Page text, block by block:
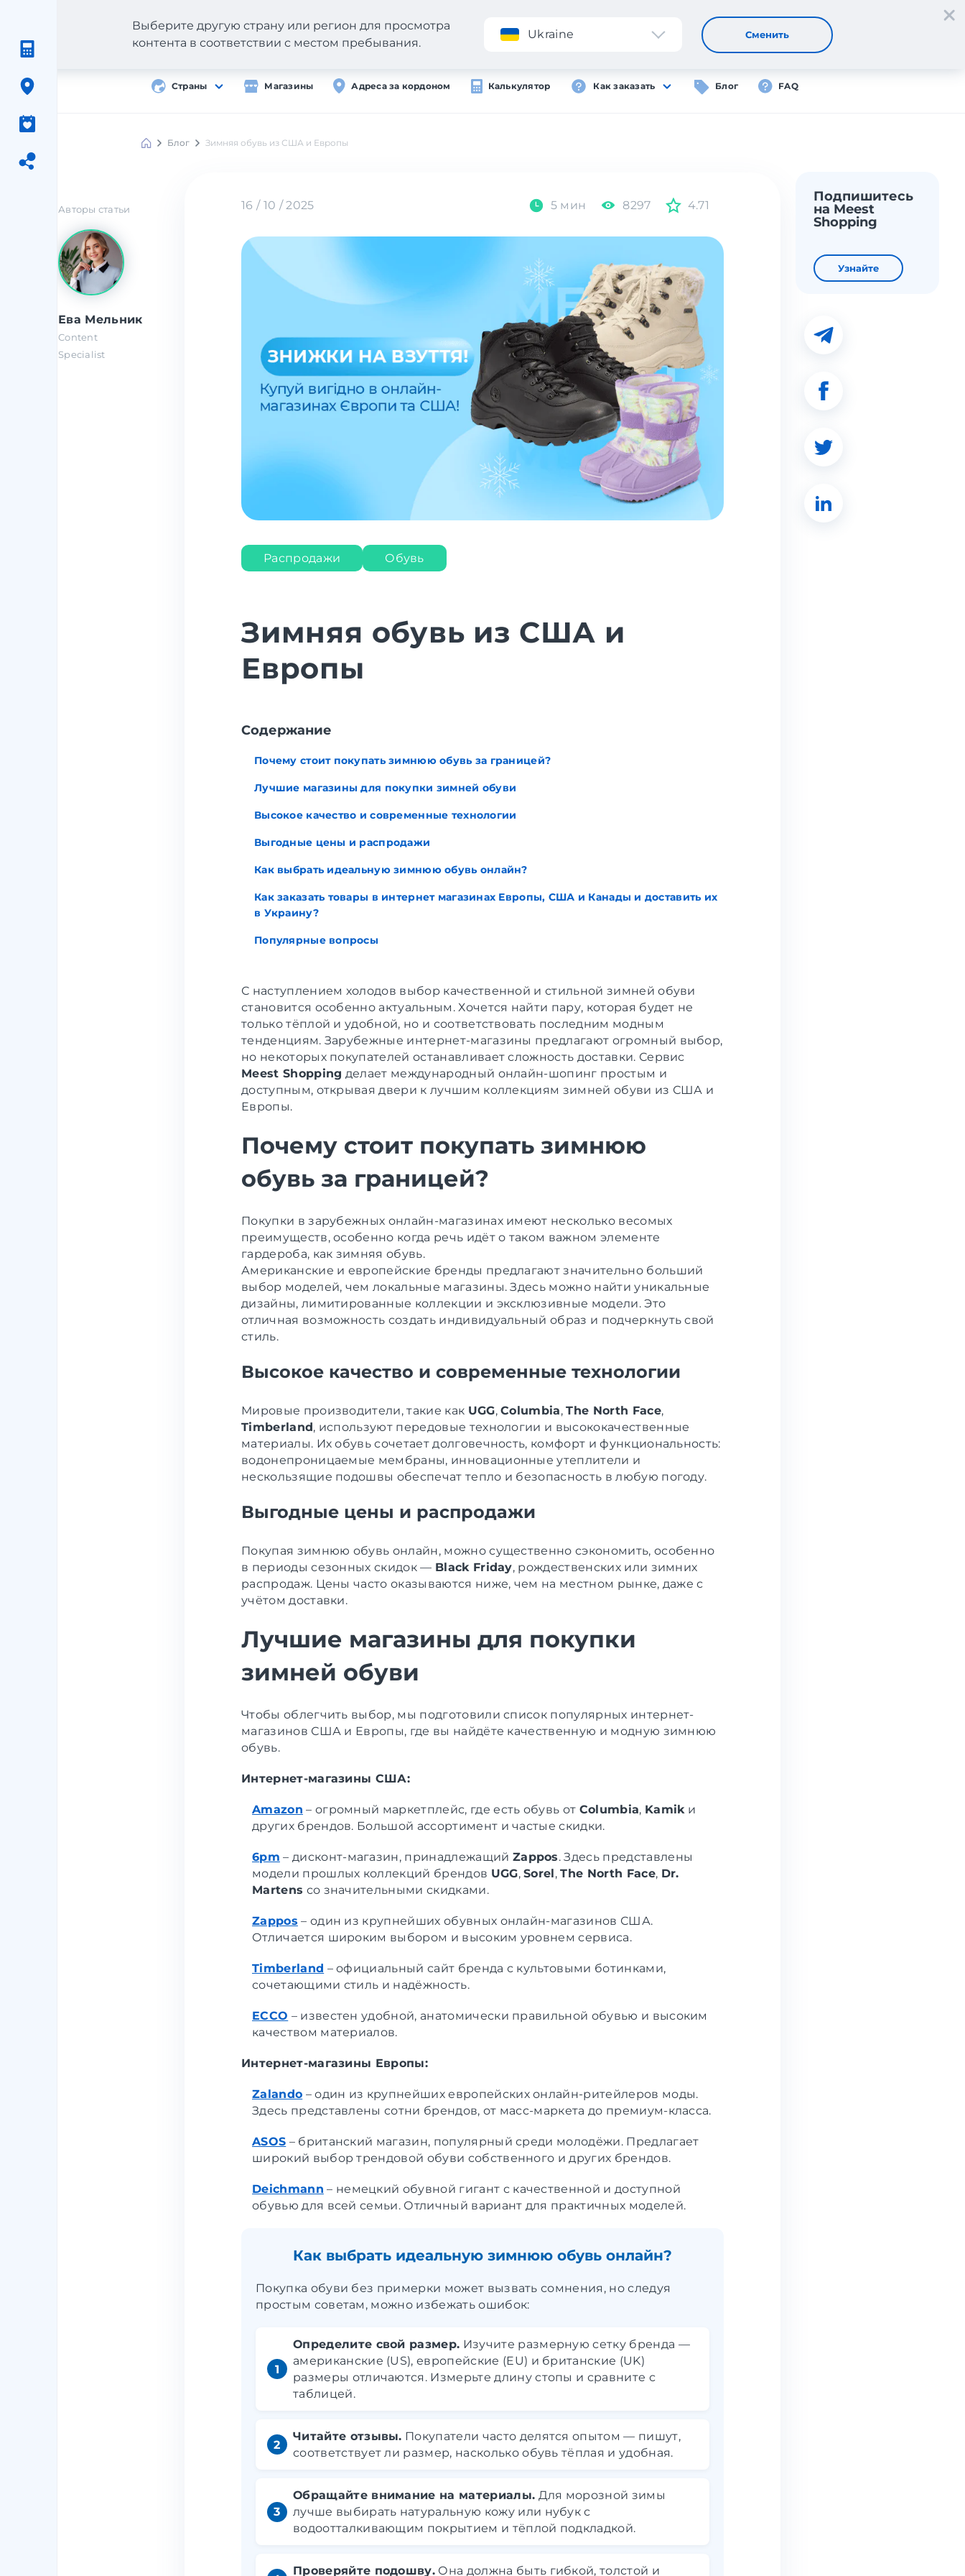
Приложение Регистрация Вход
Страны Магазины Адреса за кордоном Калькулятор Как заказать Блог FAQ
Выберите другую страну или регион для просмотра
контента в соответствии с местом пребывания.
Ukraine Сменить
Блог Зимняя обувь из США и Европы
16 / 10 / 2025 5 мин 8297 4.71
Авторы статьи
Ева Мельник
Content
Specialist
Подпишитесь
на Meest
Shopping
Узнайте
Распродажи Обувь
Зимняя обувь из США и
Европы
Содержание
Почему стоит покупать зимнюю обувь за границей?
Лучшие магазины для покупки зимней обуви
Высокое качество и современные технологии
Выгодные цены и распродажи
Как выбрать идеальную зимнюю обувь онлайн?
Как заказать товары в интернет магазинах Европы, США и Канады и доставить их
в Украину?
Популярные вопросы
С наступлением холодов выбор качественной и стильной зимней обуви
становится особенно актуальным. Хочется найти пару, которая будет не
только тёплой и удобной, но и соответствовать последним модным
тенденциям. Зарубежные интернет-магазины предлагают огромный выбор,
но некоторых покупателей останавливает сложность доставки. Сервис
Meest Shopping делает международный онлайн-шопинг простым и
доступным, открывая двери к лучшим коллекциям зимней обуви из США и
Европы.
Почему стоит покупать зимнюю
обувь за границей?
Покупки в зарубежных онлайн-магазинах имеют несколько весомых
преимуществ, особенно когда речь идёт о таком важном элементе
гардероба, как зимняя обувь.
Американские и европейские бренды предлагают значительно больший
выбор моделей, чем локальные магазины. Здесь можно найти уникальные
дизайны, лимитированные коллекции и эксклюзивные модели. Это
отличная возможность создать индивидуальный образ и подчеркнуть свой
стиль.
Высокое качество и современные технологии
Мировые производители, такие как UGG,Columbia,The North Face,
Timberland, используют передовые технологии и высококачественные
материалы. Их обувь сочетает долговечность, комфорт и функциональность:
водонепроницаемые мембраны, инновационные утеплители и
нескользящие подошвы обеспечат тепло и безопасность в любую погоду.
Выгодные цены и распродажи
Покупая зимнюю обувь онлайн, можно существенно сэкономить, особенно
в периоды сезонных скидок — Black Friday, рождественских или зимних
распродаж. Цены часто оказываются ниже, чем на местном рынке, даже с
учётом доставки.
Лучшие магазины для покупки
зимней обуви
Чтобы облегчить выбор, мы подготовили список популярных интернет-
магазинов США и Европы, где вы найдёте качественную и модную зимнюю
обувь.
Интернет-магазины США:
Amazon – огромный маркетплейс, где есть обувь от Columbia, Kamikи
других брендов. Большой ассортимент и частые скидки.
6pm – дисконт-магазин, принадлежащий Zappos. Здесь представлены
модели прошлых коллекций брендов UGG,Sorel ,The North Face, Dr.
Martens со значительными скидками.
Zappos – один из крупнейших обувных онлайн-магазинов США.
Отличается широким выбором и высоким уровнем сервиса.
Timberland –официальный сайт бренда с культовыми ботинками,
сочетающими стиль и надёжность.
ECCO – известен удобной, анатомически правильной обувью и высоким
качеством материалов.
Интернет-магазины Европы:
Zalando –один из крупнейших европейских онлайн-ритейлеров моды.
Здесь представлены сотни брендов, от масс-маркета до премиум-класса.
ASOS –британский магазин, популярный среди молодёжи. Предлагает
широкий выбор трендовой обуви собственного и других брендов.
Deichmann – немецкий обувной гигант с качественной и доступной
обувью для всей семьи. Отличный вариант для практичных моделей.
Как выбрать идеальную зимнюю обувь онлайн?
Покупка обуви без примерки может вызвать сомнения, но следуя
простым советам, можно избежать ошибок:
Определите свой размер. Изучите размерную сетку бренда —
американские (US), европейские (EU) и британские (UK)
размеры отличаются. Измерьте длину стопы и сравните с
таблицей.
Читайте отзывы. Покупатели часто делятся опытом — пишут,
соответствует ли размер, насколько обувь тёплая и удобная.
Обращайте внимание на материалы. Для морозной зимы
лучше выбирать натуральную кожу или нубук с
водоотталкивающим покрытием и тёплой подкладкой.
Проверяйте подошву. Она должна быть гибкой, толстой и